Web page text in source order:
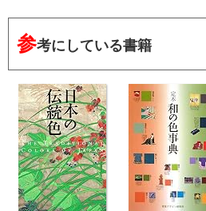
参考にしている書籍